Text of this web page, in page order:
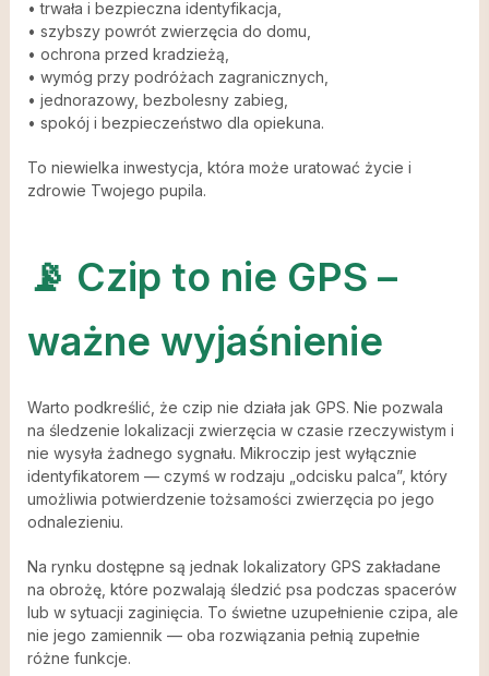
• trwała i bezpieczna identyfikacja,
• szybszy powrót zwierzęcia do domu,
• ochrona przed kradzieżą,
• wymóg przy podróżach zagranicznych,
• jednorazowy, bezbolesny zabieg,
• spokój i bezpieczeństwo dla opiekuna.
To niewielka inwestycja, która może uratować życie i
zdrowie Twojego pupila.
📡 Czip to nie GPS –
ważne wyjaśnienie
Warto podkreślić, że czip nie działa jak GPS. Nie pozwala
na śledzenie lokalizacji zwierzęcia w czasie rzeczywistym i
nie wysyła żadnego sygnału. Mikroczip jest wyłącznie
identyfikatorem — czymś w rodzaju „odcisku palca”, który
umożliwia potwierdzenie tożsamości zwierzęcia po jego
odnalezieniu.
Na rynku dostępne są jednak lokalizatory GPS zakładane
na obrożę, które pozwalają śledzić psa podczas spacerów
lub w sytuacji zaginięcia. To świetne uzupełnienie czipa, ale
nie jego zamiennik — oba rozwiązania pełnią zupełnie
różne funkcje.